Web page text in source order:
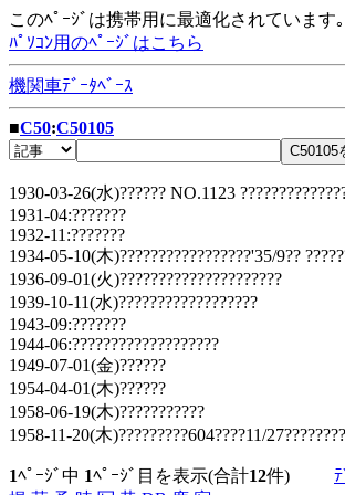
このﾍﾟｰｼﾞは携帯用に最適化されています｡
ﾊﾟｿｺﾝ用のﾍﾟｰｼﾞはこちら
機関車ﾃﾞｰﾀﾍﾞｰｽ
■C50:C50105
1930-03-26(水)?????? NO.1123
1931-04:???????
1932-11:???????
1934-05-10(木)?????????????????'35/9??
1936-09-01(火)?????????????????????
1939-10-11(水)??????????????????
1943-09:???????
1944-06:???????????????????
1949-07-01(金)??????
1954-04-01(木)??????
1958-06-19(木)???????????
1958-11-20(木)?????????604????11/
1ﾍﾟｰｼﾞ中 1ﾍﾟｰｼﾞ目を表示(合計12件)